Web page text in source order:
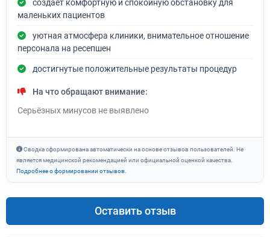
создаёт комфортную и спокойную обстановку для
маленьких пациентов
уютная атмосфера клиники, внимательное отношение
персонала на ресепшен
достигнутые положительные результаты процедур
На что обращают внимание:
Серьёзных минусов не выявлено
Сводка сформирована автоматически на основе отзывов пользователей. Не
является медицинской рекомендацией или официальной оценкой качества.
Подробнее о формировании отзывов
Оставить отзыв